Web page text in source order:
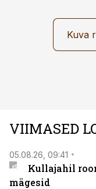
läbi järgnev lugu.
Kuva
VIIMASED
05.08.26, 09:41
Kullajahil
mägesid